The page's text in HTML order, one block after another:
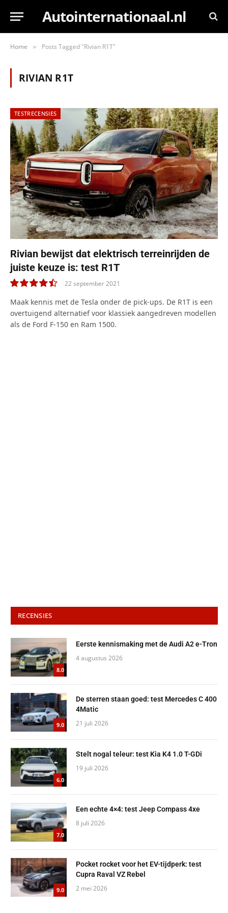
Autointernationaal.nl
Home » Posts Tagged "Rivian R1T"
RIVIAN R1T
TESTRECENSIES
Rivian bewijst dat elektrisch terreinrijden de
juiste keuze is: test R1T
9.0
22 september 2021
Maak kennis met de Tesla onder de pick-ups. De R1T is een
overtuigend alternatief voor klassiek aangedreven modellen
als de Ford F-150 en Ram 1500.
RECENSIES
8.0
Eerste kennismaking met de Audi A2 e-Tron
4 augustus 2026
9.0
De sterren staan goed: test Mercedes C 400
4Matic
21 juli 2026
6.0
Stelt nogal teleur: test Kia K4 1.0 T-GDi
19 juli 2026
7.0
Een echte 4×4: test Jeep Compass 4xe
8 juli 2026
9.0
Pocket rocket voor het EV-tijdperk: test
Cupra Raval VZ Rebel
2 mei 2026